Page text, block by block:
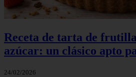
Receta de tarta de
azúcar: un clásico apto
24/02/2026